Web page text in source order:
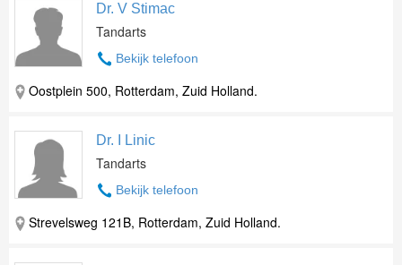
Dr. V Stimac
Tandarts
Bekijk telefoon
Oostplein 500, Rotterdam, Zuid Holland.
Dr. I Linic
Tandarts
Bekijk telefoon
Strevelsweg 121B, Rotterdam, Zuid Holland.